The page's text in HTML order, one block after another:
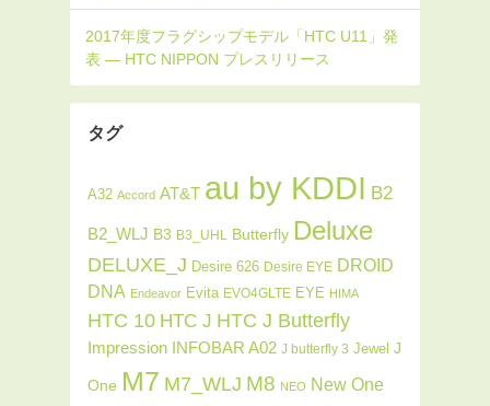
タグ
A32 Accord AT&T au by KDDI B2
B2_WLJ B3 B3_UHL Butterfly Deluxe
DELUXE_J Desire 626 Desire EYE DROID
DNA Endeavor Evita EVO4GLTE EYE HIMA
HTC 10 HTC J HTC J Butterfly
Impression INFOBAR A02 J butterfly 3 Jewel J
One M7 M7_WLJ M8 NEO New One